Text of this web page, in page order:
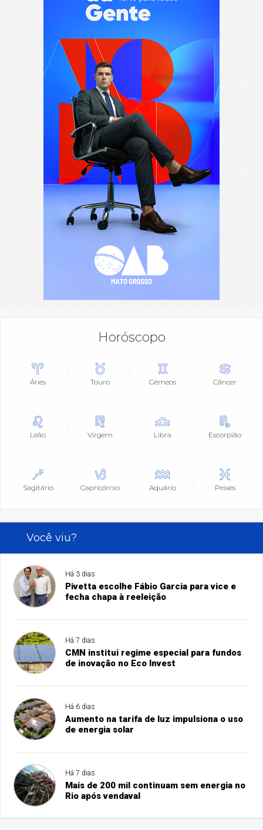
Horóscopo
Áries Touro Gêmeos Câncer
Leão Virgem Libra Escorpião
Sagitário Capricórnio Aquário Peixes
Você viu?
Há 3 dias
Pivetta escolhe Fábio Garcia para vice e
fecha chapa à reeleição
Há 7 dias
CMN institui regime especial para fundos
de inovação no Eco Invest
Há 6 dias
Aumento na tarifa de luz impulsiona o uso
de energia solar
Há 7 dias
Mais de 200 mil continuam sem energia no
Rio após vendaval